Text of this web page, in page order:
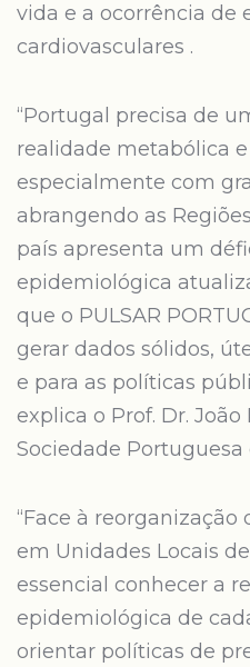
vida e a ocorrência de
cardiovasculares .
“Portugal precisa de
realidade metabólica
especialmente com
abrangendo as
país apresenta um
epidemiológica
que o PULSAR
gerar dados sólidos,
e para as políticas
explica o Prof. Dr.
Sociedade
“Face à
em Unidades Locais
essencial conhecer a
epidemiológica de
orientar políticas de